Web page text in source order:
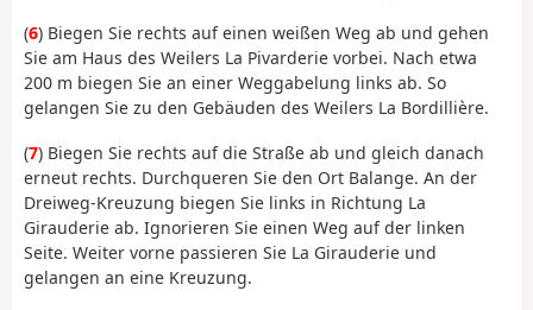
(6) Biegen Sie rechts auf einen weißen Weg ab und gehen
Sie am Haus des Weilers La Pivarderie vorbei. Nach etwa
200 m biegen Sie an einer Weggabelung links ab. So
gelangen Sie zu den Gebäuden des Weilers La Bordillière.
(7) Biegen Sie rechts auf die Straße ab und gleich danach
erneut rechts. Durchqueren Sie den Ort Balange. An der
Dreiweg-Kreuzung biegen Sie links in Richtung La
Girauderie ab. Ignorieren Sie einen Weg auf der linken
Seite. Weiter vorne passieren Sie La Girauderie und
gelangen an eine Kreuzung.